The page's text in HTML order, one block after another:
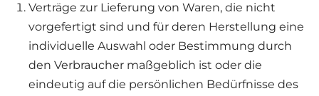
Verträge zur Lieferung von Waren, die nicht
vorgefertigt sind und für deren Herstellung eine
individuelle Auswahl oder Bestimmung durch
den Verbraucher maßgeblich ist oder die
eindeutig auf die persönlichen Bedürfnisse des